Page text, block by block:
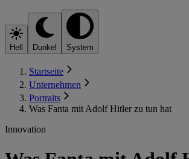
Hell Dunkel System
Startseite
Unternehmen
Portraits
Was Fanta mit Adolf Hitler zu tun hat
Innovation